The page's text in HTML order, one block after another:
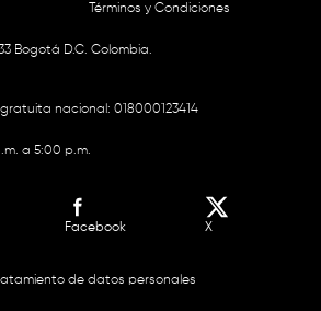
Términos y Condiciones
Bogotá D.C. Colombia.
gratuita nacional: 018000123414
a 5:00 p.m.
Facebook X
de datos personales